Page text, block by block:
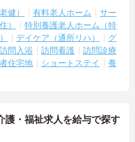
健） 有料老人ホーム
サー
）
特別養護老人ホーム（特
デイケア（通所リハ）
グ
訪問入浴 訪問看護
訪問診療
住宅地 ショートステイ
養
護・福祉求人を給与で探す